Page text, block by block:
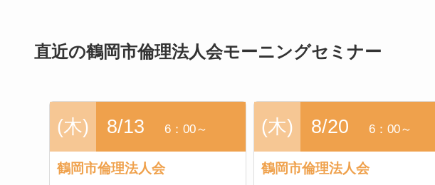
直近の鶴岡市倫理法人会モーニングセミナー
(木) 8/13 6：00～
鶴岡市倫理法人会
(木) 8/20 6：00～
鶴岡市倫理法人会